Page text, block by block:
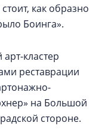
как образно
Боинга».
кластер
реставрации
на Большой
стороне.